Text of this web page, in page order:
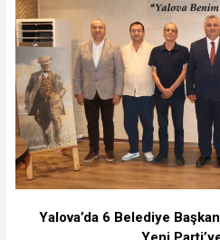
Yalova’da 6 Belediye